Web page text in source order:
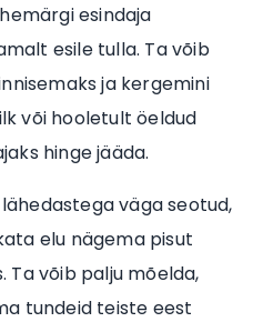
esindaja
esile tulla. Ta võib
ja kergemini
või hooletult öeldud
hinge jääda.
väga seotud,
elu nägema pisut
võib palju mõelda,
tundeid teiste eest